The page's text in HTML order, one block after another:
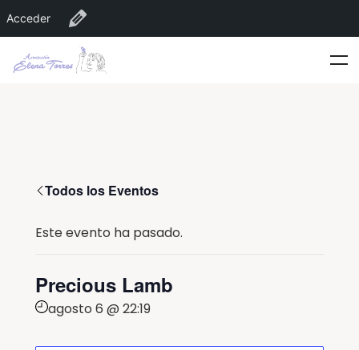
Todos los Eventos
Este evento ha pasado.
Precious Lamb
agosto 6 @ 22:19
Acceder